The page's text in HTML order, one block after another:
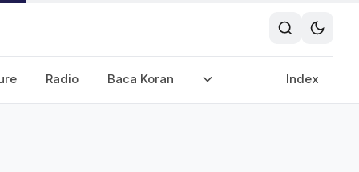
Radio Baca Koran Index